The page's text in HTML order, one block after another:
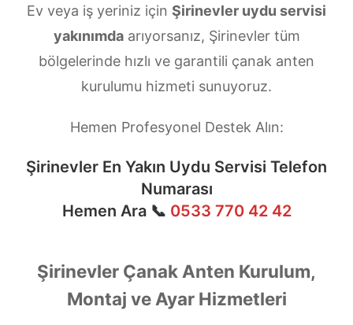
Ev veya iş yeriniz için Şirinevler uydu servisi
yakınımdaarıyorsanız, Şirinevler tüm
bölgelerinde hızlı ve garantili çanak anten
kurulumu hizmeti sunuyoruz.
Hemen Profesyonel Destek Alın:
Şirinevler En Yakın Uydu Servisi Telefon
Numarası
Hemen Ara 📞 0533 770 42 42
Şirinevler Çanak Anten Kurulum,
Montaj ve Ayar Hizmetleri